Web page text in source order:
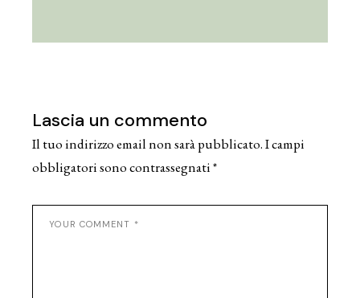
Lascia un commento
Il tuo indirizzo email non sarà pubblicato.I campi
obbligatori sono contrassegnati*